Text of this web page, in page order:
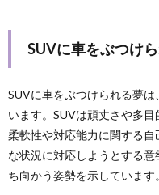
SUVに車をぶつけ
SUVに車をぶつけられる夢は、
います。SUVは頑丈さや多
柔軟性や対応能力に関する
な状況に対応しようとする
ち向かう姿勢を示しています。